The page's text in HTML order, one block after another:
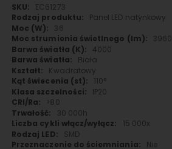
Więcej
informacji
EC61273
Panel LED natynkowy
36
3960
4000
Biała
Kwadratowy
110°
IP20
>80
30 000h
15 000x
SMD
Nie